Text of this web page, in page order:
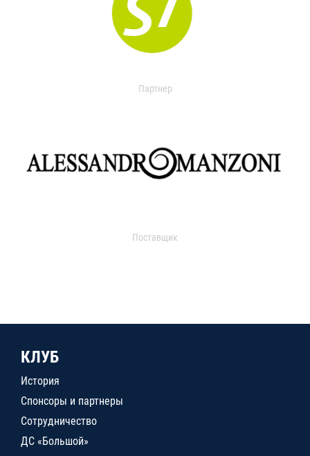
Партнер
Поставщик
КЛУБ
История
Спонсоры и партнеры
Сотрудничество
ДС «Большой»